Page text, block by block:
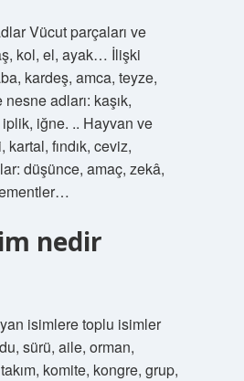
Vücut parçaları ve
kol, el, ayak… İlişki
kardeş, amca, teyze,
adları: kaşık,
iğne. .. Hayvan ve
kartal, fındık, ceviz,
düşünce, amaç, zekâ,
nedir
isimlere toplu isimler
sürü, aile, orman,
komite, kongre, grup,